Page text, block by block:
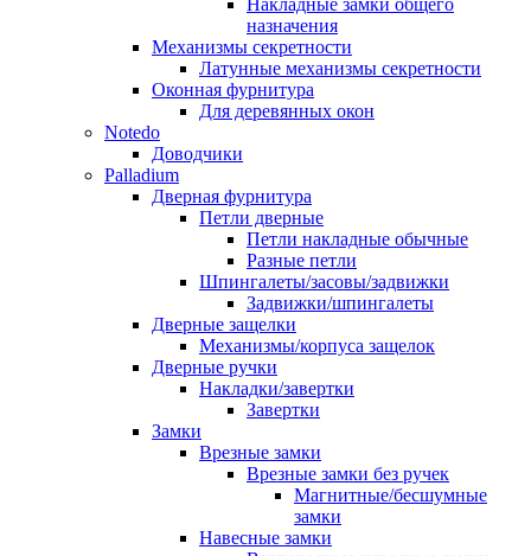
Накладные замки общего
назначения
Механизмы секретности
Латунные механизмы секретности
Оконная фурнитура
Для деревянных окон
Notedo
Доводчики
Palladium
Дверная фурнитура
Петли дверные
Петли накладные обычные
Разные петли
Шпингалеты/засовы/задвижки
Задвижки/шпингалеты
Дверные защелки
Механизмы/корпуса защелок
Дверные ручки
Накладки/завертки
Завертки
Замки
Врезные замки
Врезные замки без ручек
Магнитные/бесшумные
замки
Навесные замки